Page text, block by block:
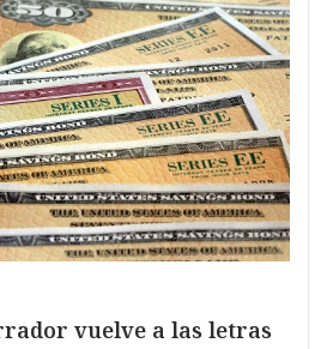
vuelve a las letras